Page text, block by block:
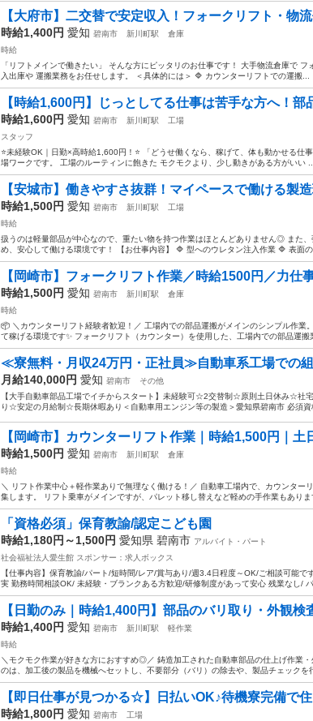
【大府市】二交替で安定収入！フォークリフト・物
時給1,400円 愛知 碧南市 新川町駅
倉庫
時給
「リフトメインで働きたい」 そんな方にピッタリのお仕事です！ 大手物流倉庫で
入出庫や 運搬業務をお任せします。 ＜具体的には＞ 🔷 カウンターリフトでの運搬...
【時給1,600円】じっとしてる仕事は苦手な方へ！部
時給1,600円 愛知 碧南市 新川町駅
工場
スタッフ
⭐未経験OK｜日勤×高時給1,600円！⭐ 「どうせ働くなら、稼げて、体も動かせる仕
場ワークです。 工場のルーティンに飽きた モクモクより、少し動きがある方がいい ...
【安城市】働きやすさ抜群！マイペースで働ける製
時給1,500円 愛知 碧南市 新川町駅
工場
時給
扱うのは軽量部品が中心なので、重たい物を持つ作業はほとんどありません◎ また
め、安心して働ける環境です！ 【お仕事内容】 🔷 型へのウレタン注入作業 🔷 表面の
【岡崎市】フォークリフト作業／時給1500円／力仕
時給1,500円 愛知 碧南市 新川町駅
倉庫
時給
📦 ＼カウンターリフト経験者歓迎！／ 工場内での部品運搬がメインのシンプル作業
て稼げる環境です✨ フォークリフト（カウンター）を使用した、工場内での部品運搬
≪寮無料・月収24万円・正社員≫自動車系工場での
月給140,000円 愛知 碧南市
その他
【大手自動車部品工場でイチからスタート】未経験可☆2交替制☆原則土日休み☆社
り☆安定の月給制☆長期休暇あり＜自動車用エンジン等の製造＞愛知県碧南市 必須資
【岡崎市】カウンターリフト作業｜時給1,500円｜土
時給1,500円 愛知 碧南市 新川町駅
倉庫
時給
＼ リフト作業中心＋軽作業ありで無理なく働ける！／ 自動車工場内で、カウンター
集します。 リフト乗車がメインですが、パレット移し替えなど軽めの手作業もありま
「資格必須」保育教諭/認定こども園
時給1,180円～1,500円 愛知県 碧南市 アルバイト・パート
社会福祉法人愛生館 スポンサー：求人ボックス
【仕事内容】保育教諭/パート/短時間/レア/賞与あり/週3.4日程度～OK/ご相談可能
実 勤務時間相談OK/ 未経験・ブランクある方歓迎/研修制度があって安心 残業なし/ パ
【日勤のみ｜時給1,400円】部品のバリ取り・外観検
時給1,400円 愛知 碧南市 新川町駅
軽作業
時給
＼モクモク作業が好きな方におすすめ◎／ 鋳造加工された自動車部品の仕上げ作業
のは、加工後の製品を機械へセットし、不要部分（バリ）の除去や、製品チェックを
【即日仕事が見つかる☆】日払いOK♪待機寮完備で住
時給1,800円 愛知 碧南市
工場